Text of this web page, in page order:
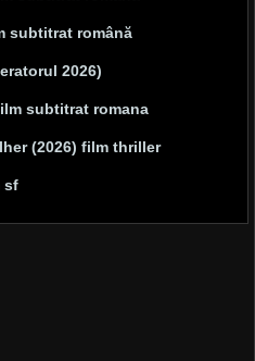
subtitrat română
2026)
subtitrat romana
(2026) film thriller
sf